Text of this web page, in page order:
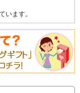
います。